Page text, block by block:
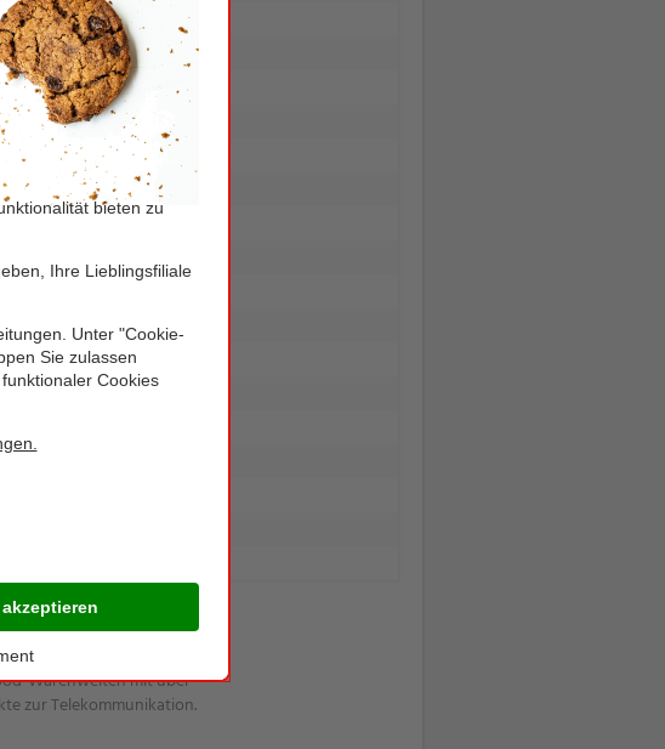
und Tschechien mit über
Warenwelten mit über
zur Telekommunikation.